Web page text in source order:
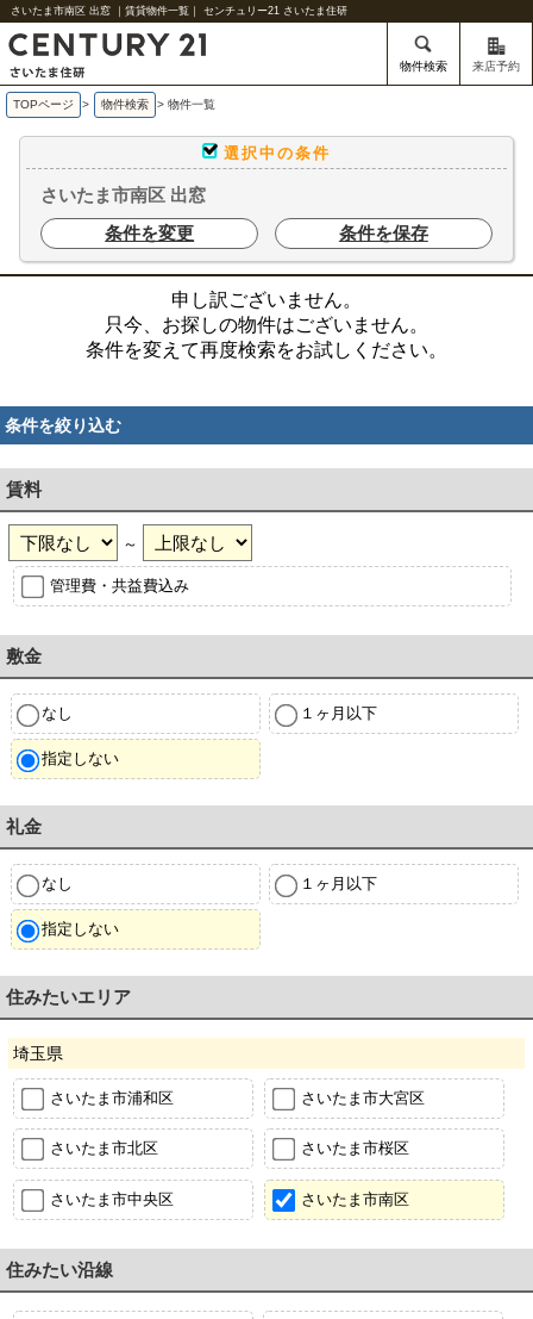
さいたま市南区 出窓 ｜賃貸物件一覧｜ センチュリー21 さいたま住研
物件検索 来店予約
TOPページ > 物件検索 > 物件一覧
選択中の条件
さいたま市南区 出窓
条件を変更
条件を保存
申し訳ございません。
只今、お探しの物件はございません。
条件を変えて再度検索をお試しください。
条件を絞り込む
賃料
～
管理費・共益費込み
敷金
なし １ヶ月以下
指定しない
礼金
なし １ヶ月以下
指定しない
住みたいエリア
埼玉県
さいたま市浦和区 さいたま市大宮区
さいたま市北区 さいたま市桜区
さいたま市中央区 さいたま市南区
住みたい沿線